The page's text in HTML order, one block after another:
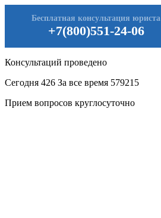
+7(800)551-24-06
Бесплатная консультация юриста
Консультаций проведено
Сегодня 426 За все время 579215
Прием вопросов круглосуточно